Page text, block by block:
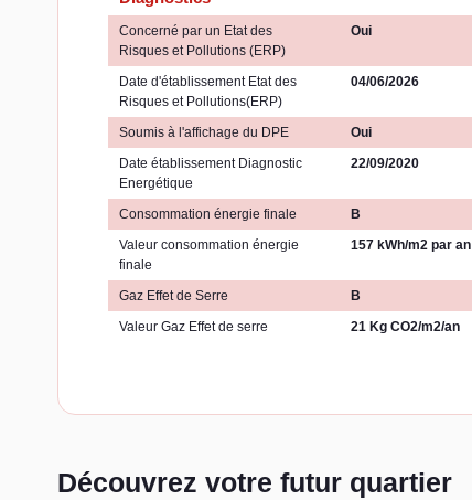
Concerné par un Etat des
Risques et Pollutions (ERP)
Oui
Date d'établissement Etat des
Risques et Pollutions(ERP)
04/06/2026
Soumis à l'affichage du DPE
Oui
Date établissement Diagnostic
Energétique
22/09/2020
Consommation énergie finale
B
Valeur consommation énergie
finale
157 kWh/m2 par an
Gaz Effet de Serre
B
Valeur Gaz Effet de serre
21 Kg CO2/m2/an
Découvrez votre futur quartier